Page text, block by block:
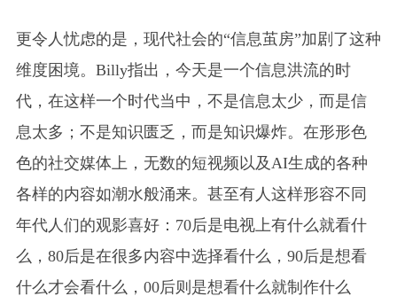
更令人忧虑的是，现代社会的“信息茧房”加剧了这种
维度困境。Billy指出，今天是一个信息洪流的时
代，在这样一个时代当中，不是信息太少，而是信
息太多；不是知识匮乏，而是知识爆炸。在形形色
色的社交媒体上，无数的短视频以及AI生成的各种
各样的内容如潮水般涌来。甚至有人这样形容不同
年代人们的观影喜好：70后是电视上有什么就看什
么，80后是在很多内容中选择看什么，90后是想看
什么才会看什么，00后则是想看什么就制作什么